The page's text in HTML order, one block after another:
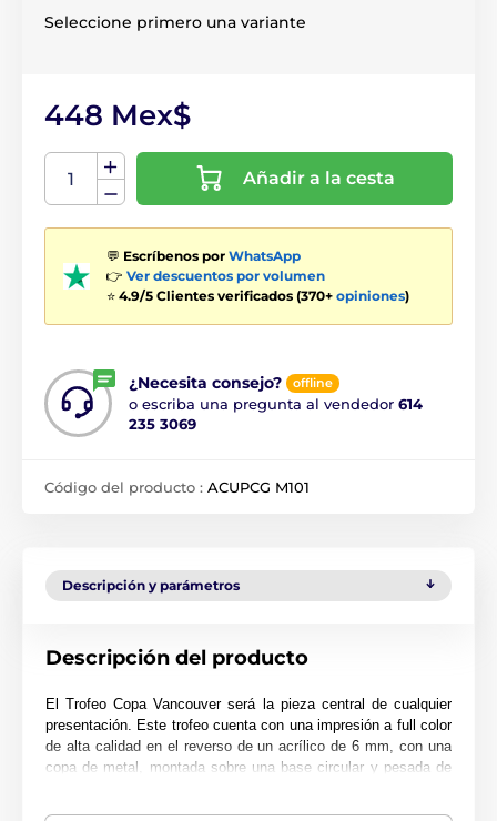
Seleccione primero una variante
448 Mex$
Añadir a la cesta
💬 Escríbenos por WhatsApp
👉 Ver descuentos por volumen
⭐ 4.9/5 Clientes verificados (370+ opiniones)
¿Necesita consejo? offline
o escriba una pregunta al vendedor 614
235 3069
Código del producto : ACUPCG M101
Descripción y parámetros
Descripción del producto
El Trofeo Copa Vancouver será la pieza central de cualquier
presentación. Este trofeo cuenta con una impresión a full color
de alta calidad en el reverso de un acrílico de 6 mm, con una
copa de metal, montada sobre una base circular y pesada de